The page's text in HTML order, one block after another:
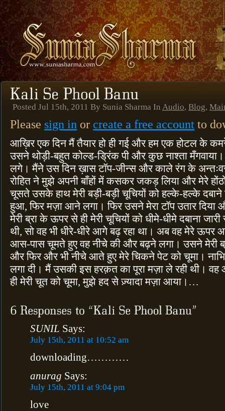
Posted Jul 15th, 2011 By Sunia Sharma In Audio, Blog,
Please sign in or create a free account to
आख़िर एक दिन मैं तैयार हो ही गई और हम एक होटल के
उसने थोड़ी-बहुत कोल्ड-ड्रिंक पी और कुछ नाश्ता
लगे। मैंने उस दिन ख़ास टॉप-जीन्स और काले रंग के
रोहित ने मुझे अपनी बाँहों में कसकर जकड़ लिया और मेरे
चूसते उसके हाथ मेरी बड़ी-बड़ी चूचियों को हल्के-हल्के
हुआ, फिर मज़ा आने लगा। फिर उसने मेरा टॉप उतार दिया
मेरी ब्रा के ऊपर से ही मेरी चूचियों को धीमे-धीमे दबाना
थी, सो वह भी धीरे-धीरे आगे बढ़ रहा था। अब वह मेरे
आस-पास चूमते हुए वह नीचे की और बढ़ने लगा। उसने मेरी
और फिर और भी नीचे आते हुए मेरे चिकने पेट को चूमा।
लगा दी। मैं उसकी इस हरक़त का पूरा मज़ा ले रही थी।
ही मेरी चूत को चूमा, मुझे हद से ज़्यादा मज़ा आया।…
SUNIL Says:
July 15th, 2011 at 10:52 am
downloading…………
anurag Says:
July 15th, 2011 at 9:04 pm
love